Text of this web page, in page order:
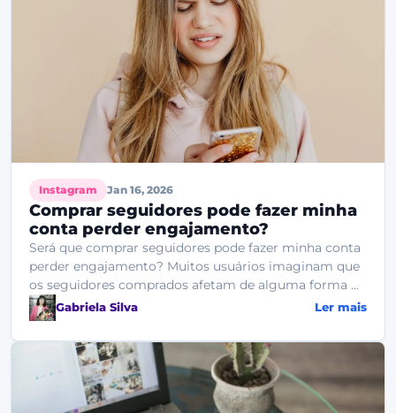
Instagram Jan 16, 2026
Comprar seguidores pode fazer minha
conta perder engajamento?
Será que comprar seguidores pode fazer minha conta
perder engajamento? Muitos usuários imaginam que
os seguidores comprados afetam de alguma forma ...
Gabriela Silva Ler mais